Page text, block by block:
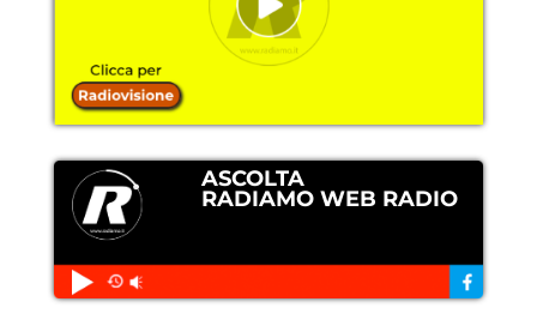
ASCOLTA
RADIAMO WEB RADIO